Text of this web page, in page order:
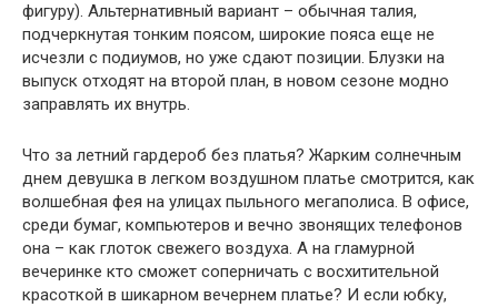
фигуру). Альтернативный вариант – обычная талия,
подчеркнутая тонким поясом, широкие пояса еще не
исчезли с подиумов, но уже сдают позиции. Блузки на
выпуск отходят на второй план, в новом сезоне модно
заправлять их внутрь.
Что за летний гардероб без платья? Жарким солнечным
днем девушка в легком воздушном платье смотрится, как
волшебная фея на улицах пыльного мегаполиса. В офисе,
среди бумаг, компьютеров и вечно звонящих телефонов
она – как глоток свежего воздуха. А на гламурной
вечеринке кто сможет соперничать с восхитительной
красоткой в шикарном вечернем платье? И если юбку,